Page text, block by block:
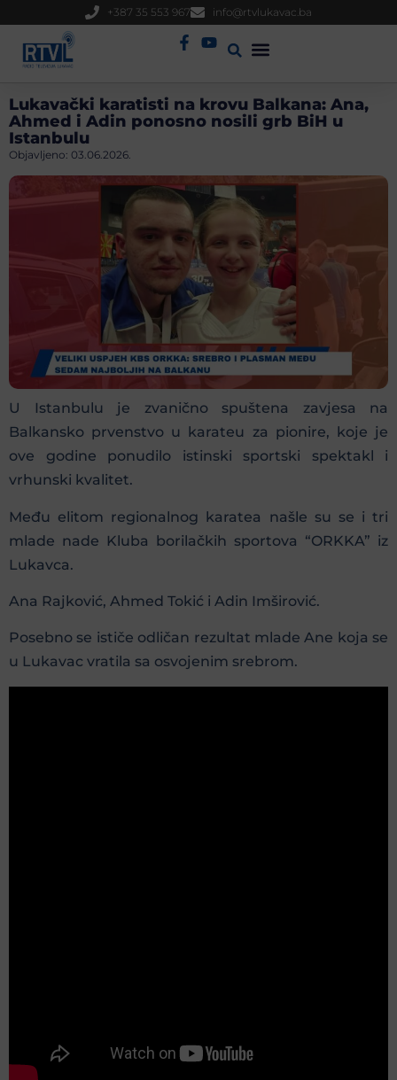
+387 35 553 967 info@rtvlukavac.ba
Lukavački karatisti na krovu Balkana: Ana,
Ahmed i Adin ponosno nosili grb BiH u
Istanbulu
Objavljeno: 03.06.2026.
U Istanbulu je zvanično spuštena zavjesa na
Balkansko prvenstvo u karateu za pionire, koje je
ove godine ponudilo istinski sportski spektakl i
vrhunski kvalitet.
Među elitom regionalnog karatea našle su se i tri
mlade nade Kluba borilačkih sportova “ORKKA” iz
Lukavca.
Ana Rajković, Ahmed Tokić i Adin Imširović.
Posebno se ističe odličan rezultat mlade Ane koja se
u Lukavac vratila sa osvojenim srebrom.